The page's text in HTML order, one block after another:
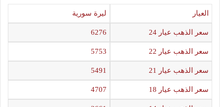
العيار ليرة سورية
سعر الذهب عيار 24 6276
سعر الذهب عيار 22 5753
سعر الذهب عيار 21 5491
سعر الذهب عيار 18 4707